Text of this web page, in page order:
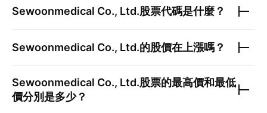
Sewoonmedical Co., Ltd.股票代碼是什麼？
Sewoonmedical Co., Ltd.的股價在上漲嗎？
Sewoonmedical Co., Ltd.股票的最高價和最低
價分別是多少？